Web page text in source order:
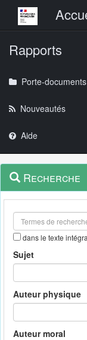
Menu principal
Rapports
Porte-documents
Nouveautés
Aide
Navigation
outils
Menu
contextuel
Recherche
dans le texte
Sujet
Auteur physique
Auteur moral